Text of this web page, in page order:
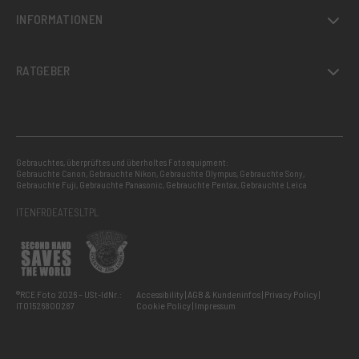
INFORMATIONEN
RATGEBER
Gebrauchtes, überprüftes und überholtes Fotoequipment:
Gebrauchte Canon, Gebrauchte Nikon, Gebrauchte Olympus, Gebrauchte Sony,
Gebrauchte Fuji, Gebrauchte Panasonic, Gebrauchte Pentax, Gebrauchte Leica
ITENFRDEATESLTPL
®RCE Foto 2026 – USt-IdNr.:
IT01526800287
Accessibility AGB & Kundeninfos Privacy Policy
Cookie Policy Impressum